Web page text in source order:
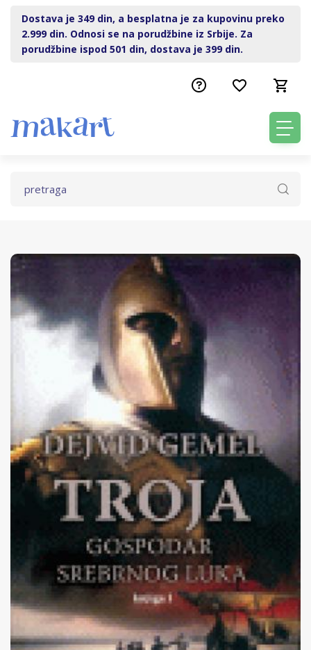
Dostava je 349 din, a besplatna je za kupovinu preko
2.999 din. Odnosi se na porudžbine iz Srbije. Za
porudžbine ispod 501 din, dostava je 399 din.